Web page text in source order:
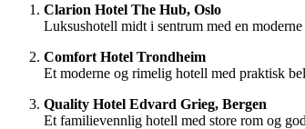
Clarion Hotel The Hub, Oslo
Luksushotell midt i sentrum med en
Comfort Hotel Trondheim
Et moderne og rimelig hotell med praktisk
Quality Hotel Edvard Grieg, Bergen
Et familievennlig hotell med store rom og